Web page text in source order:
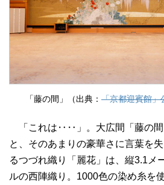
「藤の間」（出典： 「京都迎賓館」
「これは‥‥」。大広間「藤の間
と、そのあまりの豪華さに言葉を
るつづれ織り「麗花」は、縦3.1メ
ルの西陣織り。1000色の染め糸を